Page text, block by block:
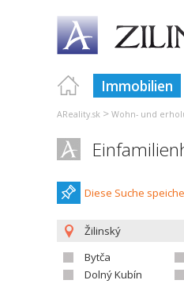
Immobilien
AReality.sk > Wohn- und
Diese Suche
Žilinský
Bytča
Dolný Kubín